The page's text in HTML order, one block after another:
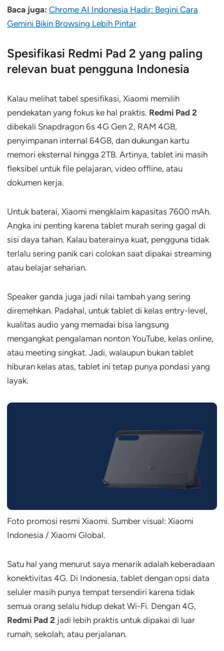
Baca juga: Chrome AI Indonesia Hadir: Begini Cara
Gemini Bikin Browsing Lebih Pintar
Spesifikasi Redmi Pad 2 yang paling
relevan buat pengguna Indonesia
Kalau melihat tabel spesifikasi, Xiaomi memilih
pendekatan yang fokus ke hal praktis. Redmi Pad 2
dibekali Snapdragon 6s 4G Gen 2, RAM 4GB,
penyimpanan internal 64GB, dan dukungan kartu
memori eksternal hingga 2TB. Artinya, tablet ini masih
fleksibel untuk file pelajaran, video offline, atau
dokumen kerja.
Untuk baterai, Xiaomi mengklaim kapasitas 7600 mAh.
Angka ini penting karena tablet murah sering gagal di
sisi daya tahan. Kalau baterainya kuat, pengguna tidak
terlalu sering panik cari colokan saat dipakai streaming
atau belajar seharian.
Speaker ganda juga jadi nilai tambah yang sering
diremehkan. Padahal, untuk tablet di kelas entry-level,
kualitas audio yang memadai bisa langsung
mengangkat pengalaman nonton YouTube, kelas online,
atau meeting singkat. Jadi, walaupun bukan tablet
hiburan kelas atas, tablet ini tetap punya pondasi yang
layak.
Foto promosi resmi Xiaomi. Sumber visual: Xiaomi
Indonesia / Xiaomi Global.
Satu hal yang menurut saya menarik adalah keberadaan
konektivitas 4G. Di Indonesia, tablet dengan opsi data
seluler masih punya tempat tersendiri karena tidak
semua orang selalu hidup dekat Wi-Fi. Dengan 4G,
Redmi Pad 2 jadi lebih praktis untuk dipakai di luar
rumah, sekolah, atau perjalanan.